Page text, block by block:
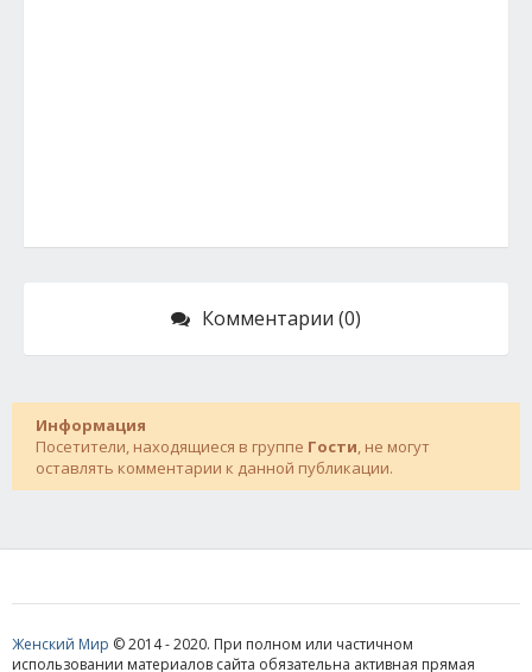
Комментарии (0)
Информация
Посетители, находящиеся в группе Гости, не могут
оставлять комментарии к данной публикации.
Женский Мир © 2014 - 2020. При полном или частичном
использовании материалов сайта обязательна активная прямая